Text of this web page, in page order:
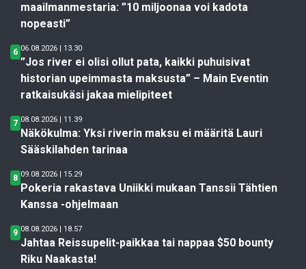
maailmanmestaria: ”10 miljoonaa voi kadota
nopeasti”
6 06.08.2026 | 13.30
”Jos river ei olisi ollut pata, kaikki puhuisivat
historian upeimmasta maksusta” – Main Eventin
ratkaisukäsi jakaa mielipiteet
7 08.08.2026 | 11.39
Näkökulma: Yksi riverin maksu ei määritä Lauri
Sääskilahden tarinaa
8 09.08.2026 | 15.29
Pokeria rakastava Uniikki mukaan Tanssii Tähtien
Kanssa -ohjelmaan
9 08.08.2026 | 18.57
Jahtaa Reissupelit-paikkaa tai nappaa $50 bounty
Riku Naakasta!